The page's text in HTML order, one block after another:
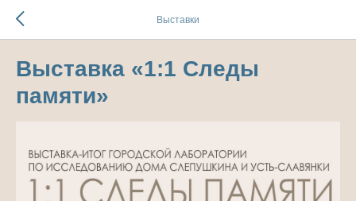
Выставки
Выставка «1:1 Следы
памяти»